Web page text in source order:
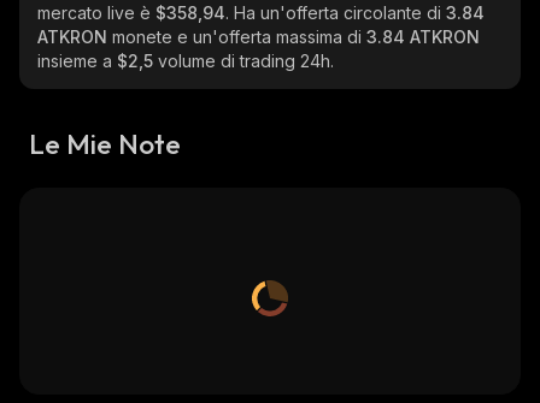
mercato live è $358,94. Ha un'offerta circolante di 3.84
ATKRON monete e un'offerta massima di 3.84 ATKRON
insieme a $2,5 volume di trading 24h.
Le Mie Note